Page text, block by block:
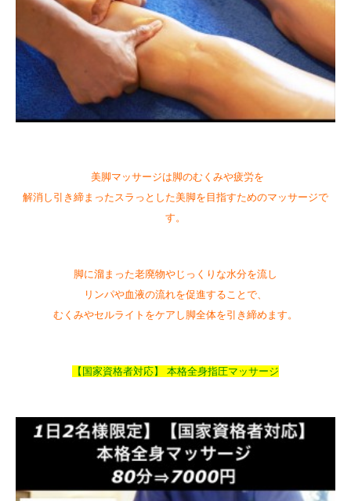
美脚マッサージは脚のむくみや疲労を
解消し引き締まったスラっとした美脚を目指すためのマッサージで
す。
脚に溜まった老廃物やじっくりな水分を流し
リンパや血液の流れを促進することで、
むくみやセルライトをケアし脚全体を引き締めます。
【国家資格者対応】 本格全身指圧マッサージ